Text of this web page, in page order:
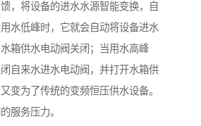
，将设备的进水水源智能变换，自
水低峰时，它就会自动将设备进水
箱供水电动阀关闭；当用水高峰
自来水进水电动阀，并打开水箱供
变为了传统的变频恒压供水设备。
服务压力。